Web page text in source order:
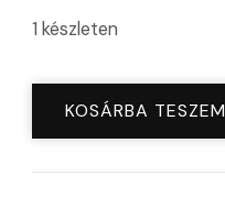
1 készleten
Candle
KOSÁRBA TESZEM